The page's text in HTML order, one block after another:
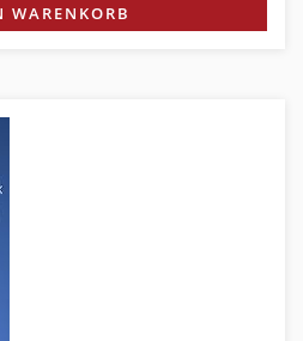
WARENKORB